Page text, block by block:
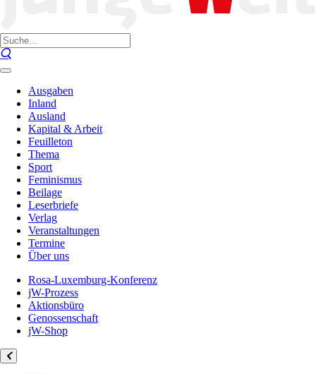
Ausgaben
Inland
Ausland
Kapital & Arbeit
Feuilleton
Thema
Sport
Feminismus
Beilage
Leserbriefe
Verlag
Veranstaltungen
Termine
Über uns
Rosa-Luxemburg-Konferenz
jW-Prozess
Aktionsbüro
Genossenschaft
jW-Shop